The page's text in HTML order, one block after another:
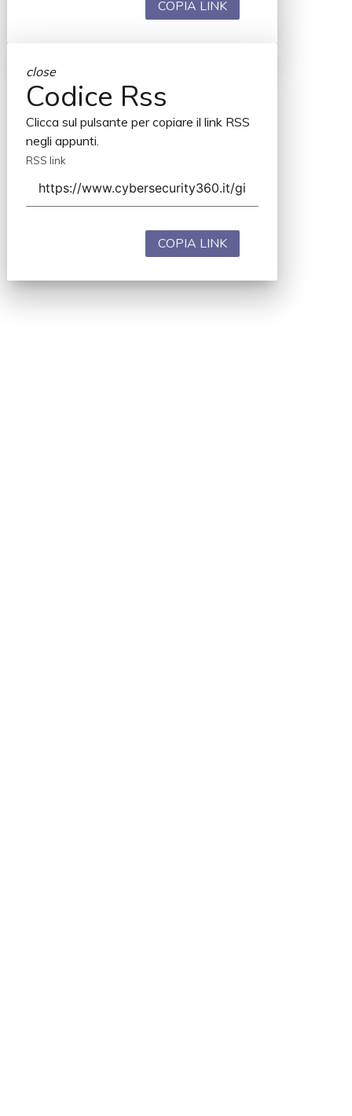
COPIA LINK
close
Codice Rss
Clicca sul pulsante per copiare il link RSS
negli appunti.
RSS link
COPIA LINK